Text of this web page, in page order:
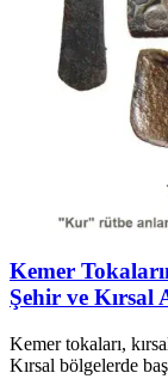
Kemer
Şehir ve Kırsal
Kemer tokaları,
Kırsal bölgelerde